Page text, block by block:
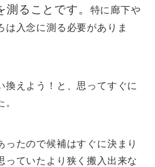
測ることです。
特に廊下や
は入念に測る必要がありま
換えよう！と、思ってすぐに
ったので候補はすぐに決まり
っていたより狭く搬入出来な